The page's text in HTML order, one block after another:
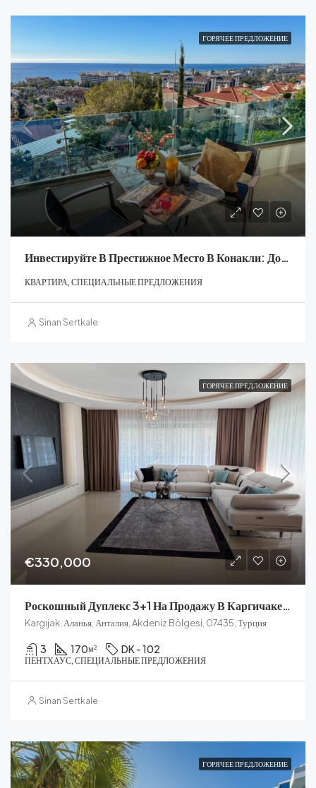
ГОРЯЧЕЕ ПРЕДЛОЖЕНИЕ
Инвестируйте В Престижное Место В Конакли: Доступна Современная Квартира
КВАРТИРА, СПЕЦИАЛЬНЫЕ ПРЕДЛОЖЕНИЯ
Sinan Sertkale
ГОРЯЧЕЕ ПРЕДЛОЖЕНИЕ
€330,000
Роскошный Дуплекс 3+1 На Продажу В Каргичаке, Алания
Kargıjak, Аланья, Анталия, Akdeniz Bölgesi, 07435, Турция
3 170м² DK - 102
ПЕНТХАУС, СПЕЦИАЛЬНЫЕ ПРЕДЛОЖЕНИЯ
Sinan Sertkale
ГОРЯЧЕЕ ПРЕДЛОЖЕНИЕ